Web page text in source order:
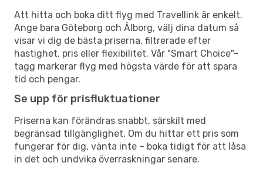
Att hitta och boka ditt flyg med Travellink är enkelt.
Ange bara Göteborg och Ålborg, välj dina datum så
visar vi dig de bästa priserna, filtrerade efter
hastighet, pris eller flexibilitet. Vår "Smart Choice"-
tagg markerar flyg med högsta värde för att spara
tid och pengar.
Se upp för prisfluktuationer
Priserna kan förändras snabbt, särskilt med
begränsad tillgänglighet. Om du hittar ett pris som
fungerar för dig, vänta inte – boka tidigt för att låsa
in det och undvika överraskningar senare.